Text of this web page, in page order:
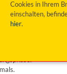
Cookies in Ihrem
einschalten,
hier. Weth
vor.
sind uns